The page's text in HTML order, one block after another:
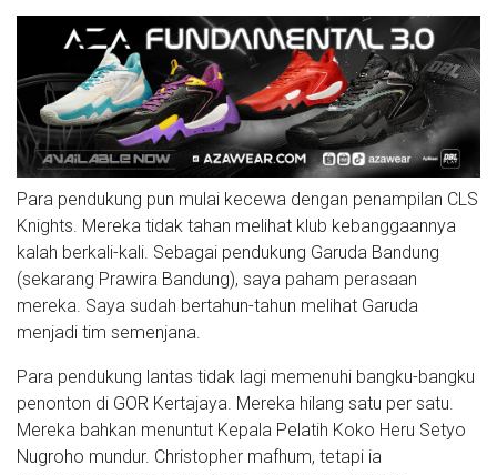
Para pendukung pun mulai kecewa dengan penampilan CLS
Knights. Mereka tidak tahan melihat klub kebanggaannya
kalah berkali-kali. Sebagai pendukung Garuda Bandung
(sekarang Prawira Bandung), saya paham perasaan
mereka. Saya sudah bertahun-tahun melihat Garuda
menjadi tim semenjana.
Para pendukung lantas tidak lagi memenuhi bangku-bangku
penonton di GOR Kertajaya. Mereka hilang satu per satu.
Mereka bahkan menuntut Kepala Pelatih Koko Heru Setyo
Nugroho mundur. Christopher mafhum, tetapi ia